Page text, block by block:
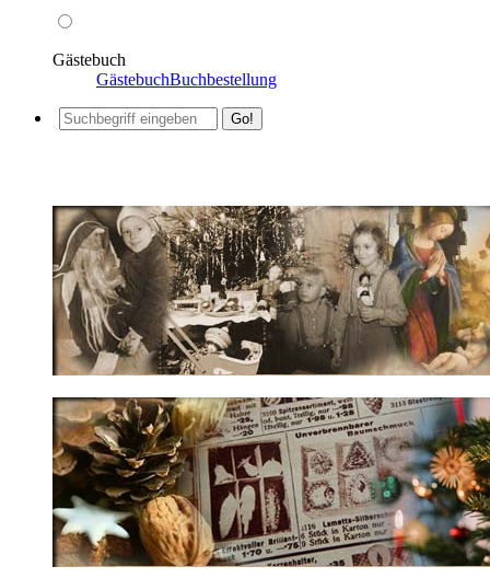
Gästebuch
GästebuchBuchbestellung